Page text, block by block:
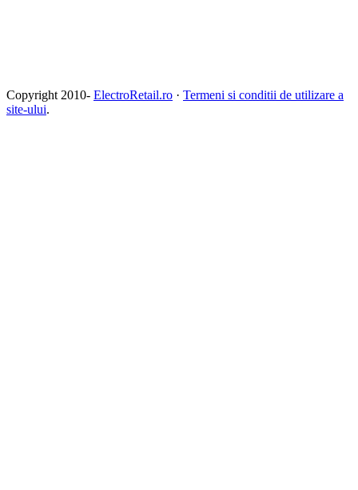
Copyright 2010- ElectroRetail.ro · Termeni si conditii de utilizare a
site-ului.